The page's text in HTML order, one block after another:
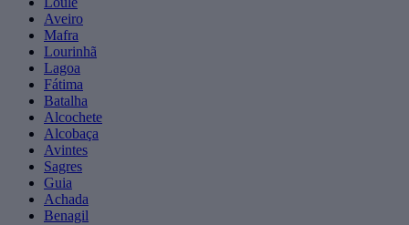
Aveiro
Mafra
Lourinhã
Lagoa
Fátima
Batalha
Alcochete
Alcobaça
Avintes
Sagres
Guia
Achada
Benagil